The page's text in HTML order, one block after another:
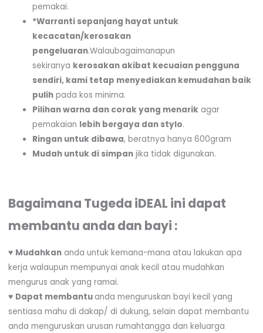
pemakai.
*Warranti sepanjang hayat untuk
kecacatan/kerosakan
pengeluaran.Walaubagaimanapun
sekiranya kerosakan akibat kecuaian pengguna
sendiri, kami tetap menyediakan kemudahan baik
pulihpada kos minima.
Pilihan warna dan corak yang menarikagar
pemakaian lebih bergaya dan stylo.
Ringan untuk dibawa, beratnya hanya 600gram
Mudah untuk di simpanjika tidak digunakan.
Bagaimana Tugeda iDEAL ini dapat
membantu anda dan bayi :
♥ Mudahkananda untuk kemana-mana atau lakukan apa
kerja walaupun mempunyai anak kecil atau mudahkan
mengurus anak yang ramai.
♥ Dapat membantu anda menguruskan bayi kecil yang
sentiasa mahu di dakap/ di dukung, selain dapat membantu
anda menguruskan urusan rumahtangga dan keluarga